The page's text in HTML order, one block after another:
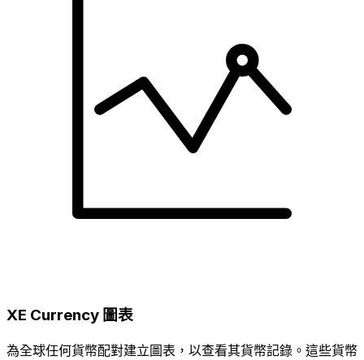
XE Currency 圖表
為全球任何貨幣配對建立圖表，以查看其貨幣記錄。這些貨幣